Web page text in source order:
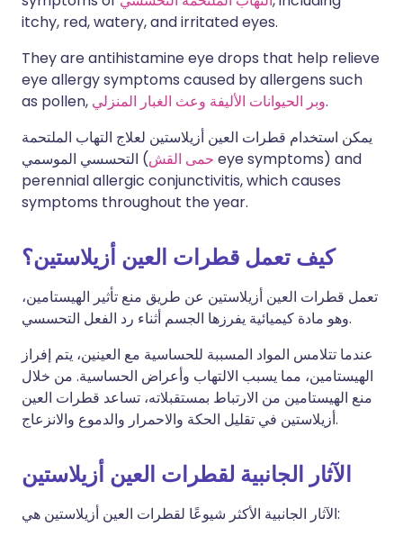
itchy, red, watery, and irritated eyes.
They are antihistamine eye drops that help relieve
eye allergy symptoms caused by allergens such
as pollen, وبر الحيوانات الأليفة وعث الغبار المنزلي.
يمكن استخدام قطرات العين أزيلاستين لعلاج التهاب الملتحمة
التحسسي الموسمي (حمى القش eye symptoms) and
perennial allergic conjunctivitis, which causes
symptoms throughout the year.
كيف تعمل قطرات العين أزيلاستين؟
تعمل قطرات العين أزيلاستين عن طريق منع تأثير الهيستامين،
وهو مادة كيميائية يفرزها الجسم أثناء رد الفعل التحسسي.
عندما تتلامس المواد المسببة للحساسية مع العينين، يتم إفراز
الهيستامين، مما يسبب الالتهاب وأعراض الحساسية. من خلال
منع الهيستامين من الارتباط بمستقبلاته، تساعد قطرات العين
أزيلاستين في تقليل الحكة والاحمرار والدموع والانزعاج.
الآثار الجانبية لقطرات العين أزيلاستين
الآثار الجانبية الأكثر شيوعًا لقطرات العين أزيلاستين هي: